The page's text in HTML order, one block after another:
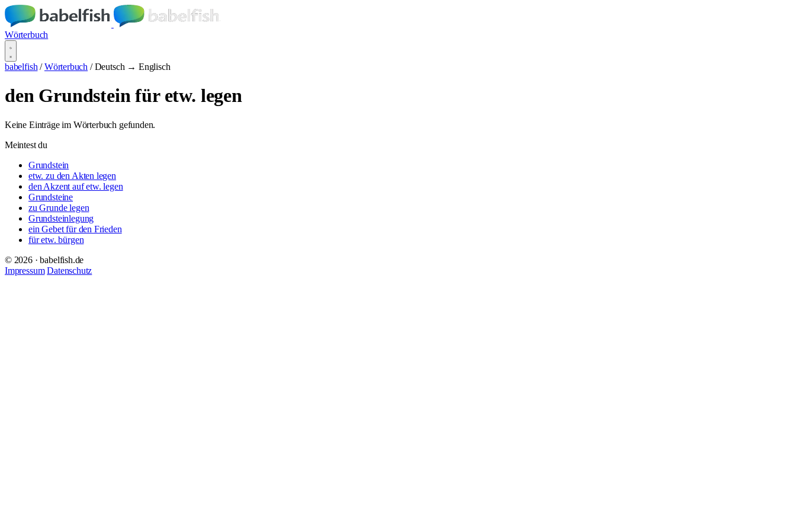
Wörterbuch
babelfish / Wörterbuch / Deutsch → Englisch
den Grundstein für etw. legen
Keine Einträge im Wörterbuch gefunden.
Meintest du
Grundstein
etw. zu den Akten legen
den Akzent auf etw. legen
Grundsteine
zu Grunde legen
Grundsteinlegung
ein Gebet für den Frieden
für etw. bürgen
© 2026 · babelfish.de
Impressum Datenschutz